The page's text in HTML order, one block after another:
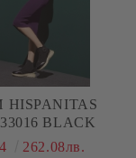
HISPANITAS
BLACK
262.08лв.